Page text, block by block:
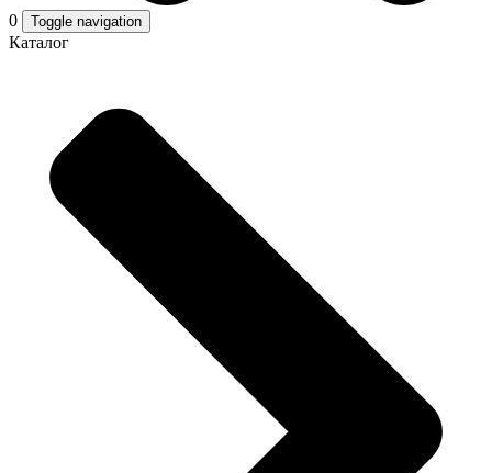
0 Toggle navigation
Каталог